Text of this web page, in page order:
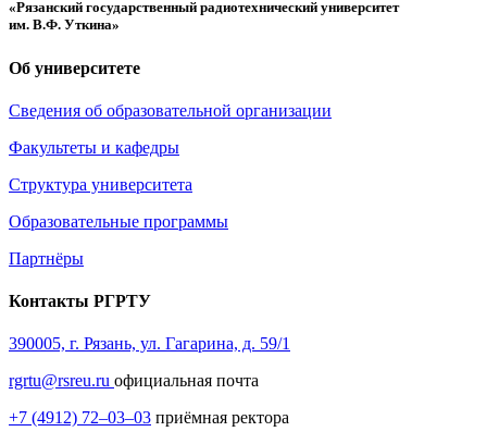
«Рязанский государственный радиотехнический университет
им. В.Ф. Уткина»
Об университете
Сведения об образовательной организации
Факультеты и кафедры
Структура университета
Образовательные программы
Партнёры
Контакты РГРТУ
390005, г. Рязань, ул. Гагарина, д. 59/1
rgrtu@rsreu.ru официальная почта
+7 (4912) 72–03–03 приёмная ректора